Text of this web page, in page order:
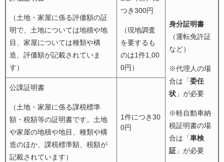
身分証明書
（運転免許証
など）
※代理人の場
合は「委任
状 」が必要
※軽自動車納
税証明書の場
合は「車検
証 」が必要
（土地・家屋に係る評価額の証
明で、土地については地積や地
目、家屋については種類や構
造、評価額が記載されていま
す）
つき300円
（現地調査
を要するも
のは1件1,00
0円）
公課証明書
（土地・家屋に係る課税標準
額・税額等の証明書です。土地
や家屋の地積や地目、種類や構
造のほか、課税標準額、税額が
記載されています）
1件につき30
0円